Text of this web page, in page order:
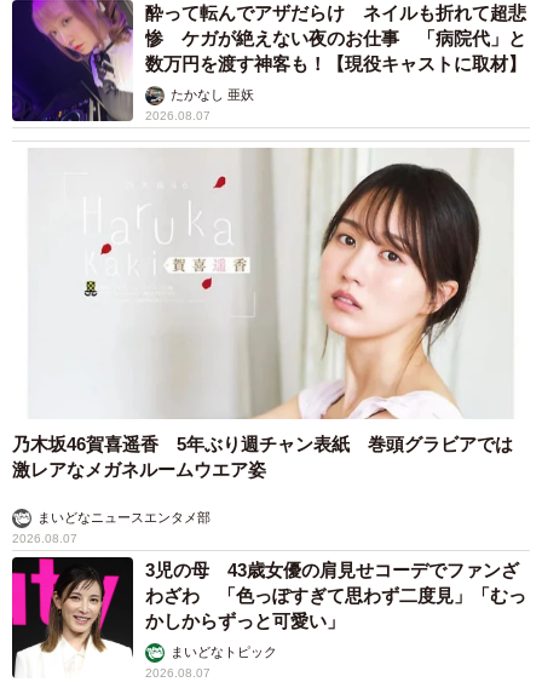
酔って転んでアザだらけ ネイルも折れて超悲
惨 ケガが絶えない夜のお仕事 「病院代」と
数万円を渡す神客も！【現役キャストに取材】
たかなし 亜妖
2026.08.07
乃木坂46賀喜遥香 5年ぶり週チャン表紙 巻頭グラビアでは
激レアなメガネルームウエア姿
まいどなニュースエンタメ部
2026.08.07
3児の母 43歳女優の肩見せコーデでファンざ
わざわ 「色っぽすぎて思わず二度見」「むっ
かしからずっと可愛い」
まいどなトピック
2026.08.07